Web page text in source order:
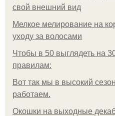
свой внешний вид
Мелкое мелирование на
уходу за волосами
Чтобы в 50 выглядеть на
правилам:
Вот так мы в высокий
работаем.
Окошки на выходные